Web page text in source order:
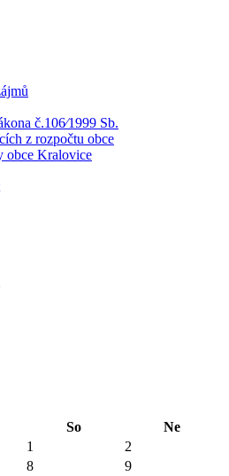
č.106⁄1999 Sb.
z rozpočtu obce
obce Kralovice
So
Ne
1
2
8 9